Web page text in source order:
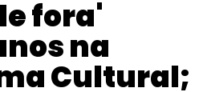
fora'
na
Cultural;